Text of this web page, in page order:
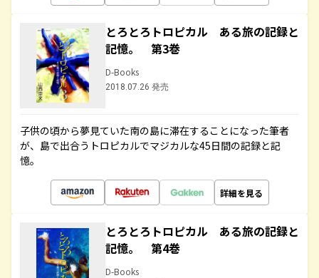
とろとろトロピカル ある旅の記録と
記憶。 第3巻
D-Books
2018.07.26 発売
子供の頃から夢見ていた南の島に滞在することになった筆者
が、島で出合うトロピカルでマジカルな45日間の記録と記
憶。
詳細を見る
とろとろトロピカル ある旅の記録と
記憶。 第4巻
D-Books